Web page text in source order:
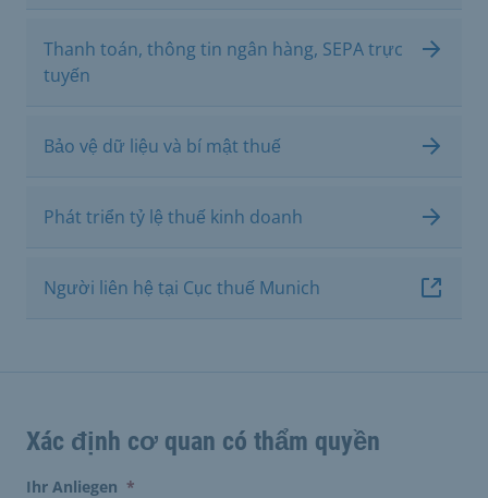
Thanh toán, thông tin ngân hàng, SEPA trực
tuyến
Bảo vệ dữ liệu và bí mật thuế
Phát triển tỷ lệ thuế kinh doanh
Người liên hệ tại Cục thuế Munich
Xác định cơ quan có thẩm quyền
Ihr Anliegen *